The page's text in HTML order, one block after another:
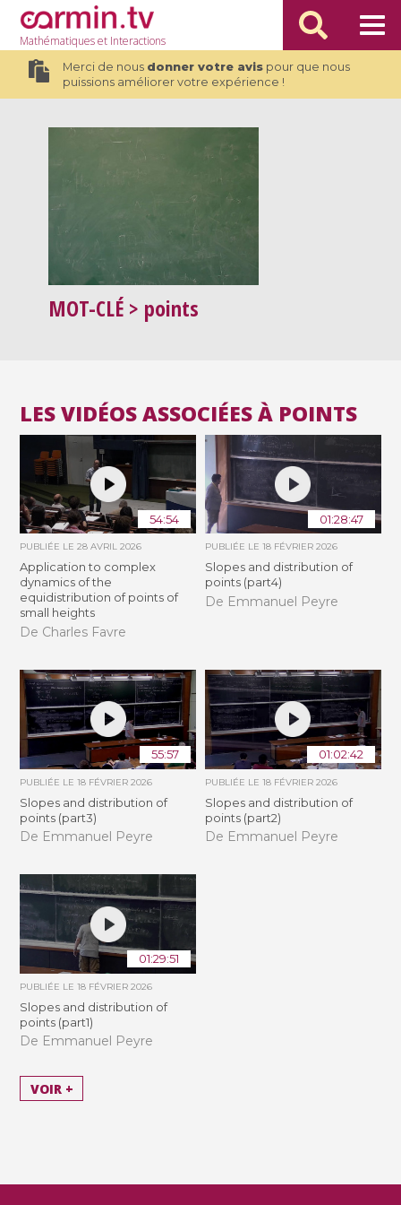
Mathématiqueset Interactions
Merci de nous donner votre avispour que nous
puissions améliorer votre expérience !
MOT-CLÉ > points
LES VIDÉOS ASSOCIÉES À POINTS
54:54
PUBLIÉE LE28 AVRIL 2026
Application to complex
dynamics of the
equidistribution of points of
small heights
De Charles Favre
01:28:47
PUBLIÉE LE 18 FÉVRIER 2026
Slopes and distribution of
points (part4)
De Emmanuel Peyre
55:57
PUBLIÉE LE18 FÉVRIER 2026
Slopes and distribution of
points (part3)
De Emmanuel Peyre
01:02:42
PUBLIÉE LE 18 FÉVRIER 2026
Slopes and distribution of
points (part2)
De Emmanuel Peyre
01:29:51
PUBLIÉE LE18 FÉVRIER 2026
Slopes and distribution of
points (part1)
De Emmanuel Peyre
VOIR +